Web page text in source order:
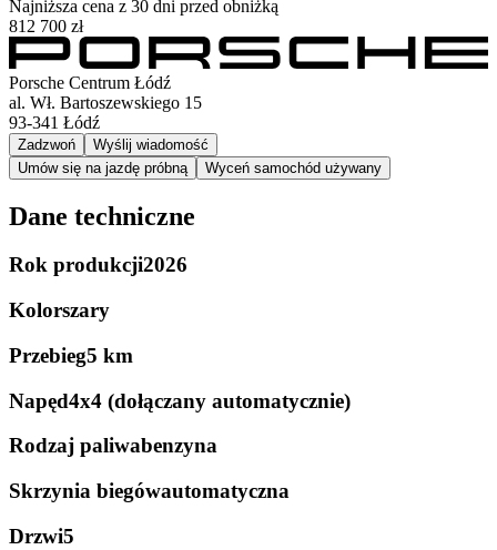
Najniższa cena z 30 dni przed obniżką
812 700 zł
Porsche Centrum Łódź
al. Wł. Bartoszewskiego 15
93-341 Łódź
Zadzwoń
Wyślij wiadomość
Umów się na jazdę próbną
Wyceń samochód używany
Dane techniczne
Rok produkcji2026
Kolorszary
Przebieg5 km
Napęd4x4 (dołączany automatycznie)
Rodzaj paliwabenzyna
Skrzynia biegówautomatyczna
Drzwi5